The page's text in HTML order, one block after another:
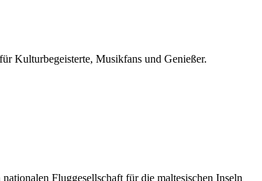
Kulturbegeisterte, Musikfans und Genießer.
Fluggesellschaft für die maltesischen Inseln